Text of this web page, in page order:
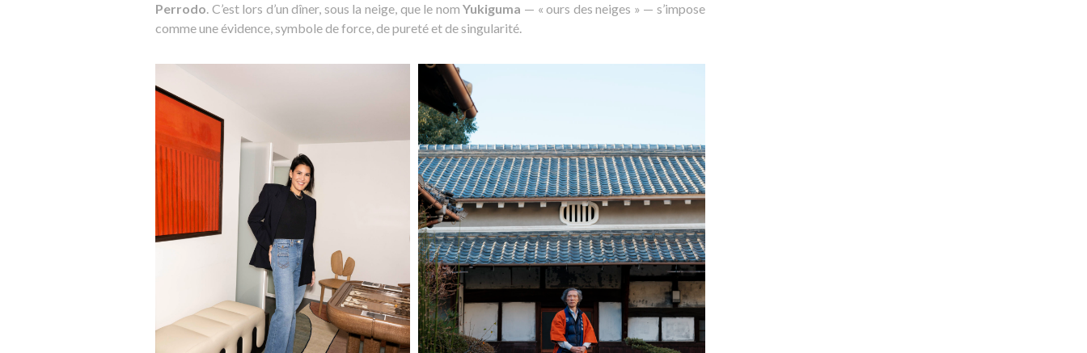
Perrodo. C’est lors d’un dîner, sous la neige, que le nomYukiguma — « ours des neiges » — s’impose
comme une évidence, symbole de force, de pureté et de singularité.